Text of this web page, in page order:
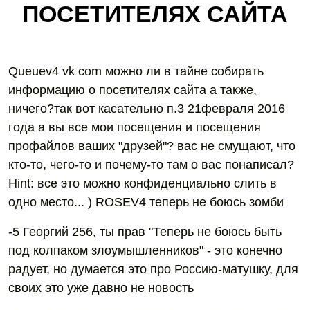
ПОСЕТИТЕЛЯХ САЙТА
Queuev4 vk com можно ли в тайне собирать
информацию о посетителях сайта а также,
ничего?так вот касательно п.3 21февраля 2016
года а вы все мои посещения и посещения
профайлов ваших "друзей"? вас не смущают, что
кто-то, чего-то и почему-то там о вас понаписал?
Hint: все это можно конфиденциально слить в
одно место... ) ROSEV4 теперь не боюсь зомби
-5 Георгий 256, ты прав "Теперь не боюсь быть
под колпаком злоумышленников" - это конечно
радует, но думается это про Россию-матушку, для
своих это уже давно не новость